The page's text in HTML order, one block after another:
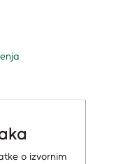
o izvornim